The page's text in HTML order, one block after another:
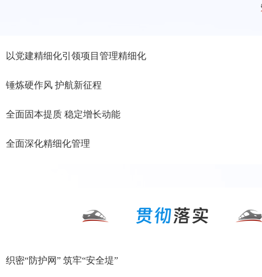
以党建精细化引领项目管理精细化
锤炼硬作风 护航新征程
全面固本提质 稳定增长动能
全面深化精细化管理
织密“防护网” 筑牢“安全堤”